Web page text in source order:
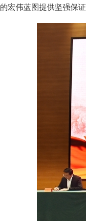
的宏伟蓝图提供坚强保